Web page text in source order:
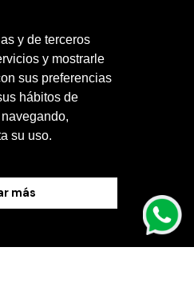
y de terceros
y mostrarle
sus preferencias
hábitos de
su uso.
más
Policy